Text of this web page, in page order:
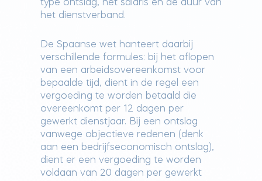
type ontslag, het salaris en de duur van
het dienstverband.
De Spaanse wet hanteert daarbij
verschillende formules: bij het aflopen
van een arbeidsovereenkomst voor
bepaalde tijd, dient in de regel een
vergoeding te worden betaald die
overeenkomt per 12 dagen per
gewerkt dienstjaar. Bij een ontslag
vanwege objectieve redenen (denk
aan een bedrijfseconomisch ontslag),
dient er een vergoeding te worden
voldaan van 20 dagen per gewerkt